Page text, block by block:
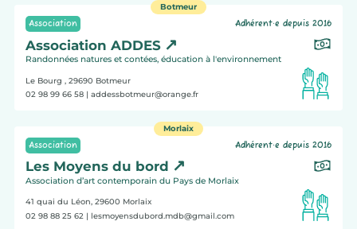
Botmeur
Association
Adhérent·e depuis 2016
Association ADDES
Randonnées natures et contées, éducation à l'environnement
Le Bourg , 29690 Botmeur
02 98 99 66 58| addessbotmeur@orange.fr
Morlaix
Association
Adhérent·e depuis 2016
Les Moyens du bord
Association d’art contemporain du Pays de Morlaix
41 quai du Léon, 29600 Morlaix
02 98 88 25 62 | lesmoyensdubord.mdb@gmail.com